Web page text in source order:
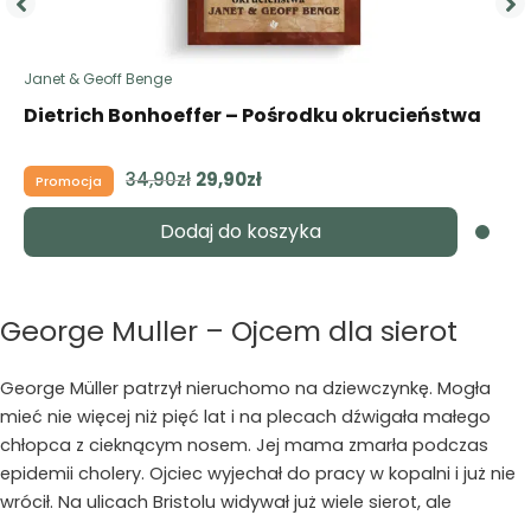
Janet & Geoff Benge
Dietrich Bonhoeffer – Pośrodku okrucieństwa
Promocja 34,90zł Pierwotna
cena
wynosiła:
34,90zł.
29,90złAktualna
cena
wynosi:
29,90zł.
Dodaj do koszyka
George Muller – Ojcem dla sierot
George Müller patrzył nieruchomo na dziewczynkę. Mogła
mieć nie więcej niż pięć lat i na plecach dźwigała małego
chłopca z cieknącym nosem. Jej mama zmarła podczas
epidemii cholery. Ojciec wyjechał do pracy w kopalni i już nie
wrócił. Na ulicach Bristolu widywał już wiele sierot, ale